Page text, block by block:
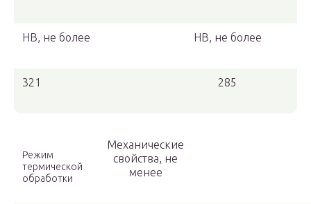
НВ, не более НВ, не более
321 285
Режим
термической
обработки
Механические
свойства, не
менее